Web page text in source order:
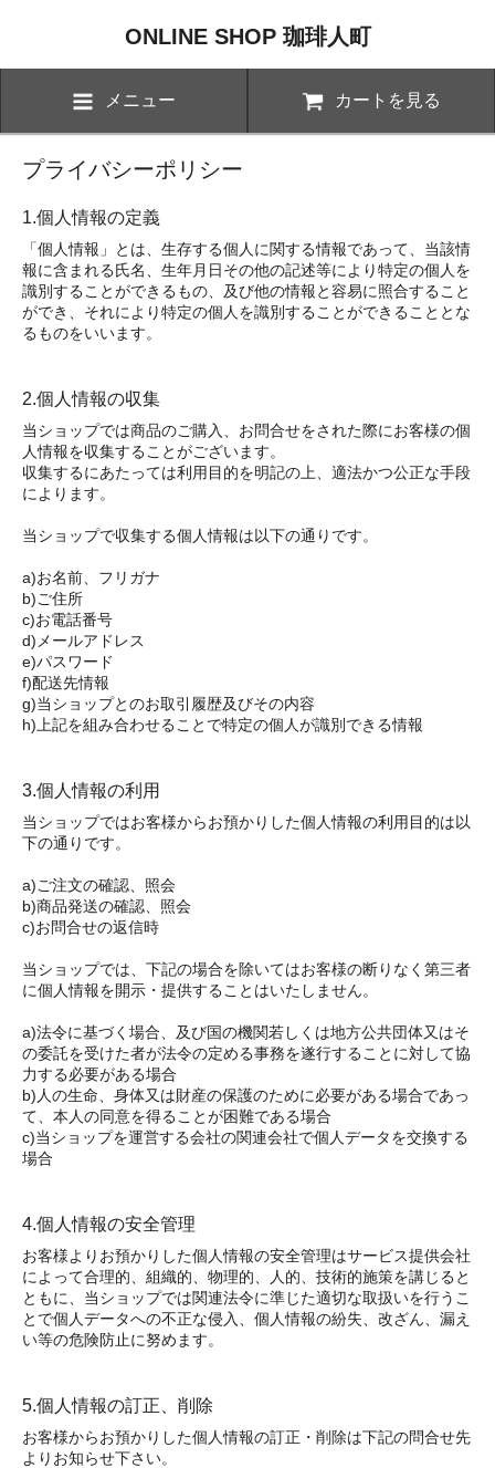
ONLINE SHOP 珈琲人町
メニュー カートを見る
プライバシーポリシー
1.個人情報の定義
「個人情報」とは、生存する個人に関する情報であって、当該情
報に含まれる氏名、生年月日その他の記述等により特定の個人を
識別することができるもの、及び他の情報と容易に照合すること
ができ、それにより特定の個人を識別することができることとな
るものをいいます。
2.個人情報の収集
当ショップでは商品のご購入、お問合せをされた際にお客様の個
人情報を収集することがございます。
収集するにあたっては利用目的を明記の上、適法かつ公正な手段
によります。
当ショップで収集する個人情報は以下の通りです。
a)お名前、フリガナ
b)ご住所
c)お電話番号
d)メールアドレス
e)パスワード
f)配送先情報
g)当ショップとのお取引履歴及びその内容
h)上記を組み合わせることで特定の個人が識別できる情報
3.個人情報の利用
当ショップではお客様からお預かりした個人情報の利用目的は以
下の通りです。
a)ご注文の確認、照会
b)商品発送の確認、照会
c)お問合せの返信時
当ショップでは、下記の場合を除いてはお客様の断りなく第三者
に個人情報を開示・提供することはいたしません。
a)法令に基づく場合、及び国の機関若しくは地方公共団体又はそ
の委託を受けた者が法令の定める事務を遂行することに対して協
力する必要がある場合
b)人の生命、身体又は財産の保護のために必要がある場合であっ
て、本人の同意を得ることが困難である場合
c)当ショップを運営する会社の関連会社で個人データを交換する
場合
4.個人情報の安全管理
お客様よりお預かりした個人情報の安全管理はサービス提供会社
によって合理的、組織的、物理的、人的、技術的施策を講じると
ともに、当ショップでは関連法令に準じた適切な取扱いを行うこ
とで個人データへの不正な侵入、個人情報の紛失、改ざん、漏え
い等の危険防止に努めます。
5.個人情報の訂正、削除
お客様からお預かりした個人情報の訂正・削除は下記の問合せ先
よりお知らせ下さい。